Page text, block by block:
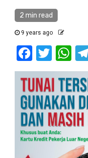
2 min read
9 years ago